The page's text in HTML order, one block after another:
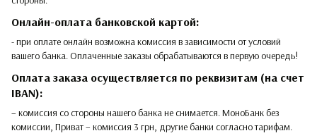
Онлайн-оплата банковской картой:
- при оплате онлайн возможна комиссия в зависимости от условий
вашего банка. Оплаченные заказы обрабатываются в первую очередь!
Оплата заказа осуществляется по реквизитам (на счет
IBAN):
– комиссия со стороны нашего банка не снимается. МоноБанк без
комиссии, Приват – комиссия 3 грн, другие банки согласно тарифам.